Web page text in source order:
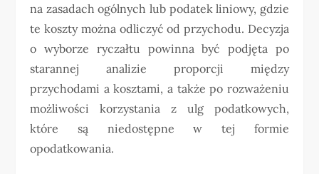
na zasadach ogólnych lub podatek liniowy, gdzie
te koszty można odliczyć od przychodu. Decyzja
o wyborze ryczałtu powinna być podjęta po
starannej analizie proporcji między
przychodami a kosztami, a także po rozważeniu
możliwości korzystania z ulg podatkowych,
które są niedostępne w tej formie
opodatkowania.